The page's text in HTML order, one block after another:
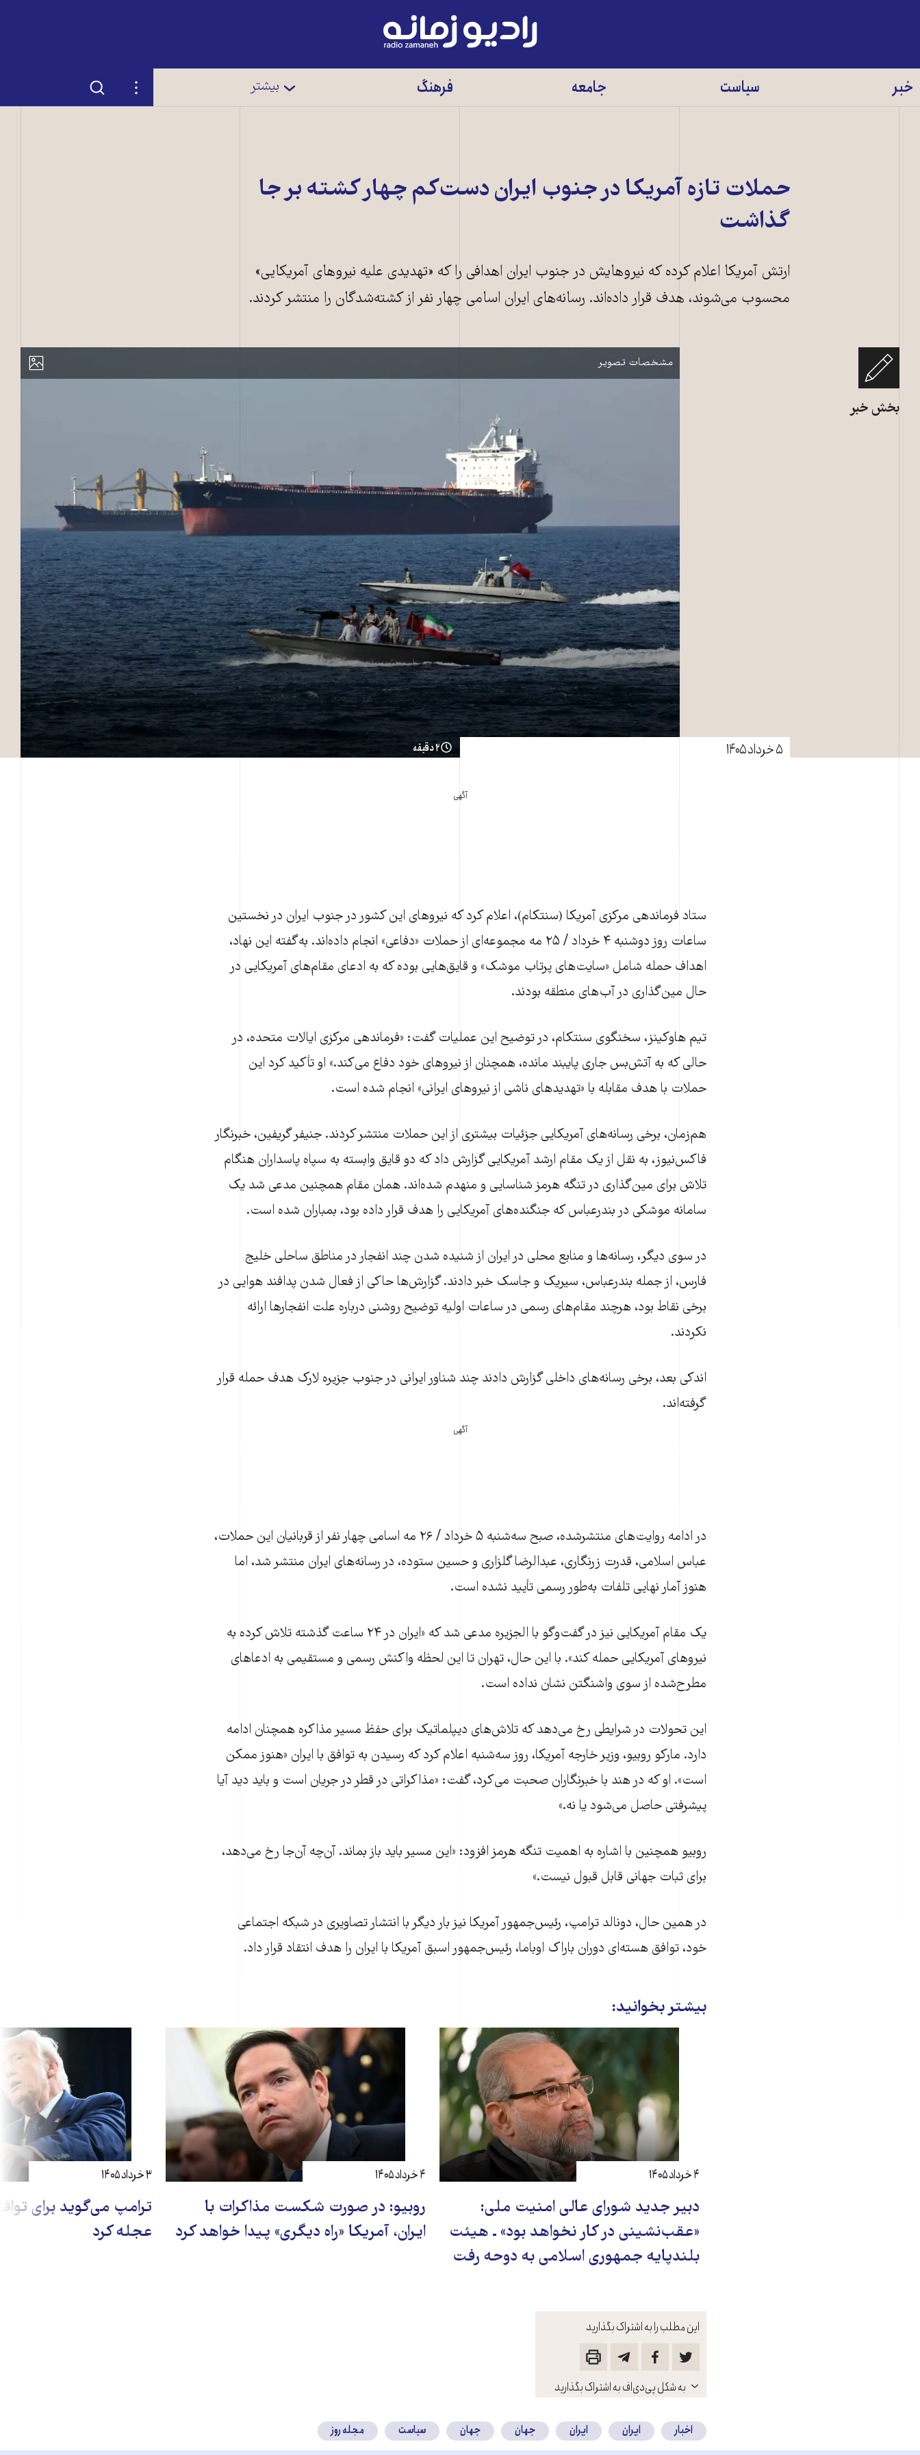
رادیو
زمانه
خبر سیاست جامعه فرهنگ بیشتر تنظیمات جستجو
حملات تازه آمریکا در جنوب ایران دست‌کم چهار کشته بر جا
گذاشت
ارتش آمریکا اعلام کرده که نیروهایش در جنوب ایران اهدافی را که «تهدیدی علیه نیروهای آمریکایی»
محسوب می‌شوند، هدف قرار داده‌اند. رسانه‌های ایران اسامی چهار نفر از کشته‌شدگان را منتشر کردند.
بخش خبر
نمایش
مشخصات تصویر
۵ خرداد ۱۴۰۵ ۲ دقیقه
آگهی
این مطلب را به اشتراک بگذارید
باز
کنید
به شکل پی‌دی‌اف به اشتراک بگذارید
ستاد فرماندهی مرکزی آمریکا (سنتکام)، اعلام کرد که نیروهای این کشور در جنوب ایران در نخستین
ساعات روز دوشنبه ۴ خرداد / ۲۵ مه مجموعه‌ای از حملات «دفاعی» انجام داده‌اند. به‌گفته این نهاد،
اهداف حمله شامل «سایت‌های پرتاب موشک» و قایق‌هایی بوده که به ادعای مقام‌های آمریکایی در
حال مین‌گذاری در آب‌های منطقه بودند.
تیم هاوکینز، سخنگوی سنتکام، در توضیح این عملیات گفت: «فرماندهی مرکزی ایالات متحده، در
حالی که به آتش‌بس جاری پایبند مانده، همچنان از نیروهای خود دفاع می‌کند.» او تأکید کرد این
حملات با هدف مقابله با «تهدیدهای ناشی از نیروهای ایرانی» انجام شده است.
هم‌زمان، برخی رسانه‌های آمریکایی جزئیات بیشتری از این حملات منتشر کردند. جنیفر گریفین، خبرنگار
فاکس‌نیوز، به نقل از یک مقام ارشد آمریکایی گزارش داد که دو قایق وابسته به سپاه پاسداران هنگام
تلاش برای مین‌گذاری در تنگه هرمز شناسایی و منهدم شده‌اند. همان مقام همچنین مدعی شد یک
سامانه موشکی در بندرعباس که جنگنده‌های آمریکایی را هدف قرار داده بود، بمباران شده است.
در سوی دیگر، رسانه‌ها و منابع محلی در ایران از شنیده شدن چند انفجار در مناطق ساحلی خلیج
فارس، از جمله بندرعباس، سیریک و جاسک خبر دادند. گزارش‌ها حاکی از فعال شدن پدافند هوایی در
برخی نقاط بود، هرچند مقام‌های رسمی در ساعات اولیه توضیح روشنی درباره علت انفجارها ارائه
نکردند.
اندکی بعد، برخی رسانه‌های داخلی گزارش دادند چند شناور ایرانی در جنوب جزیره لارک هدف حمله قرار
گرفته‌اند.
آگهی
در ادامه روایت‌های منتشرشده، صبح سه‌شنبه ۵ خرداد / ۲۶ مه اسامی چهار نفر از قربانیان این حملات،
عباس اسلامی، قدرت زرنگاری، عبدالرضا گلزاری و حسین ستوده، در رسانه‌های ایران منتشر شد، اما
هنوز آمار نهایی تلفات به‌طور رسمی تأیید نشده است.
یک مقام آمریکایی نیز در گفت‌وگو با الجزیره مدعی شد که «ایران در ۲۴ ساعت گذشته تلاش کرده به
نیروهای آمریکایی حمله کند». با این حال، تهران تا این لحظه واکنش رسمی و مستقیمی به ادعاهای
مطرح‌شده از سوی واشنگتن نشان نداده است.
این تحولات در شرایطی رخ می‌دهد که تلاش‌های دیپلماتیک برای حفظ مسیر مذاکره همچنان ادامه
دارد. مارکو روبیو، وزیر خارجه آمریکا، روز سه‌شنبه اعلام کرد که رسیدن به توافق با ایران «هنوز ممکن
است». او که در هند با خبرنگاران صحبت می‌کرد، گفت: «مذاکراتی در قطر در جریان است و باید دید آیا
پیشرفتی حاصل می‌شود یا نه.»
روبیو همچنین با اشاره به اهمیت تنگه هرمز افزود: «این مسیر باید باز بماند. آن‌چه آن‌جا رخ می‌دهد،
برای ثبات جهانی قابل قبول نیست.»
در همین حال، دونالد ترامپ، رئیس‌جمهور آمریکا نیز بار دیگر با انتشار تصاویری در شبکه اجتماعی
خود، توافق هسته‌ای دوران باراک اوباما، رئیس‌جمهور اسبق آمریکا با ایران را هدف انتقاد قرار داد.
بیشتر بخوانید:
دبیر جدید شورای‌ عالی امنیت ملی:
«عقب‌نشینی در کار نخواهد بود» ـ هیئت
بلندپایه جمهوری اسلامی به دوحه رفت
۴ خرداد ۱۴۰۵
روبیو: در صورت شکست مذاکرات با
ایران، آمریکا «راه دیگری» پیدا خواهد کرد
۴ خرداد ۱۴۰۵
ترامپ می‌گوید برای
عجله کرد
۳ خرداد ۱۴۰۵
اخبار ایران ایران جهان جهان سیاست مجله روز